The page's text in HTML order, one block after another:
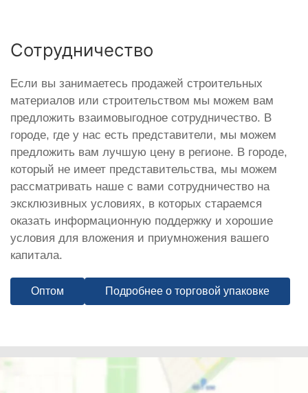
Сотрудничество
Если вы занимаетесь продажей строительных
материалов или строительством мы можем вам
предложить взаимовыгодное сотрудничество. В
городе, где у нас есть представители, мы можем
предложить вам лучшую цену в регионе. В городе,
который не имеет представительства, мы можем
рассматривать наше с вами сотрудничество на
эксклюзивных условиях, в которых стараемся
оказать информационную поддержку и хорошие
условия для вложения и приумножения вашего
капитала.
Оптом Подробнее о торговой упаковке